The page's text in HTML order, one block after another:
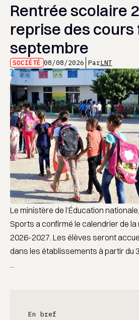
Rentrée scolaire
reprise des cours
septembre
SOCIÉTÉ 08/08/2026 ParLNT
Le ministère de l’Éducation
Sports a confirmé le calendrier de
2026-2027. Les élèves seront
dans les établissements à partir du
...
En bref